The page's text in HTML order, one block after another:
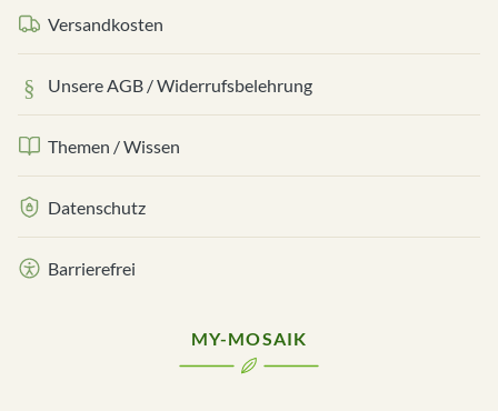
Versandkosten
Unsere AGB / Widerrufsbelehrung
Themen / Wissen
Datenschutz
Barrierefrei
MY-MOSAIK